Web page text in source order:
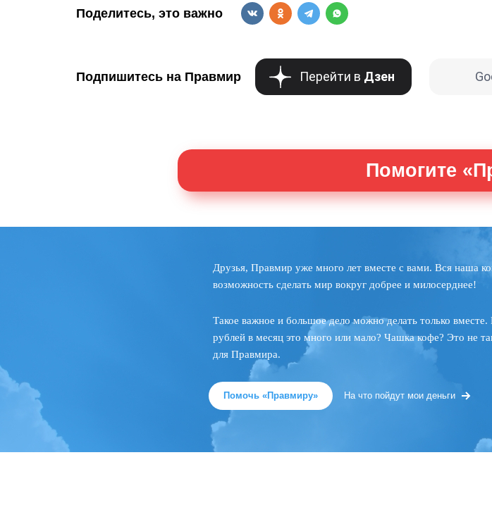
Поделитесь, это важно
Подпишитесь на Правмир Перейти в Дзен
Помогите
Друзья, Правмир уже много лет вместе с вами. Вся наша
возможность сделать мир вокруг добрее и милосерднее!
Такое важное и большое дело можно делать только
рублей в месяц это много или мало? Чашка кофе? Это не
для Правмира.
Помочь «Правмиру» На что пойдут мои деньги